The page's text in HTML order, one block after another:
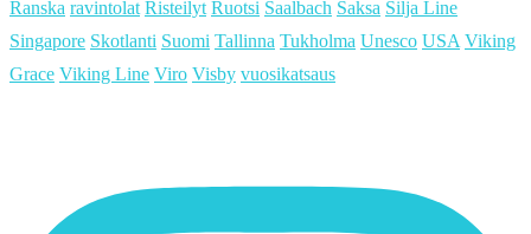
Ranska ravintolat Risteilyt Ruotsi Saalbach Saksa Silja Line
Singapore Skotlanti Suomi Tallinna Tukholma Unesco USA Viking
Grace Viking Line Viro Visby vuosikatsaus